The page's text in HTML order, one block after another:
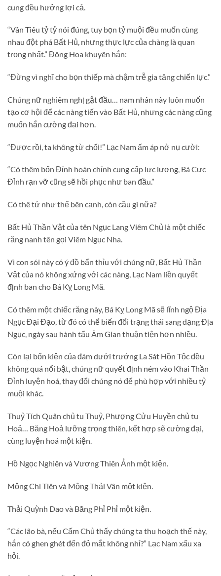
cung đều hưởng lợi cả.
“Vân Tiêu tỷ tỷ nói đúng, tuy bọn tỷ muội đều muốn cùng
nhau đột phá Bất Hủ, nhưng thực lực của chàng là quan
trọng nhất.” Đông Hoa khuyên hắn:
“Đừng vì nghĩ cho bọn thiếp mà chậm trễ gia tăng chiến lực.”
Chúng nữ nghiêm nghị gật đầu… nam nhân này luôn muốn
tạo cơ hội để các nàng tiến vào Bất Hủ, nhưng các nàng cũng
muốn hắn cường đại hơn.
“Được rồi, ta không từ chối!” Lạc Nam ấm áp nở nụ cười:
“Có thêm bốn Đỉnh hoàn chỉnh cung cấp lực lượng, Bá Cực
Đỉnh rạn vỡ cũng sẽ hồi phục như ban đầu.”
Có thê tử như thế bên cạnh, còn cầu gì nữa?
Bất Hủ Thần Vật của tên Ngục Lang Viêm Chủ là một chiếc
răng nanh tên gọi Viêm Ngục Nha.
Vì con sói này có ý đồ bẩn thỉu với chúng nữ, Bất Hủ Thần
Vật của nó không xứng với các nàng, Lạc Nam liền quyết
định ban cho Bá Kỵ Long Mã.
Có thêm một chiếc răng này, Bá Kỵ Long Mã sẽ lĩnh ngộ Địa
Ngục Đại Đạo, từ đó có thể biến đổi trạng thái sang dạng Địa
Ngục, ngày sau hành tẩu Âm Gian thuận tiện hơn nhiều.
Còn lại bốn kiện của đám dưới trướng La Sát Hồn Tộc đều
không quá nổi bật, chúng nữ quyết định ném vào Khai Thần
Đỉnh luyện hoá, thay đổi chúng nó để phù hợp với nhiều tỷ
muội khác.
Thuỷ Tích Quân chủ tu Thuỷ, Phượng Cửu Huyền chủ tu
Hoả… Băng Hoả lưỡng trọng thiên, kết hợp sẽ cường đại,
cùng luyện hoá một kiện.
Hồ Ngọc Nghiên và Vương Thiên Ảnh một kiện.
Mộng Chi Tiên và Mộng Thải Vân một kiện.
Thải Quỳnh Dao và Băng Phỉ Phỉ một kiện.
“Các lão bà, nếu Cấm Chủ thấy chúng ta thu hoạch thế này,
hắn có ghen ghét đến đỏ mắt không nhỉ?” Lạc Nam xấu xa
hỏi.